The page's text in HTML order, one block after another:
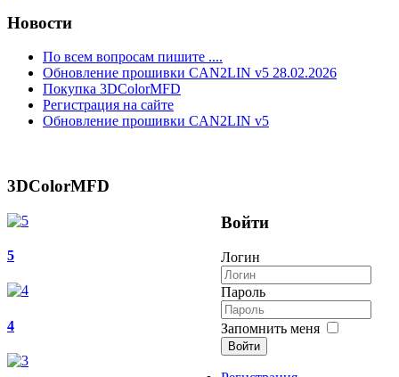
Новости
По всем вопросам пишите ....
Обновление прошивки CAN2LIN v5 28.02.2026
Покупка 3DColorMFD
Регистрация на сайте
Обновление прошивки CAN2LIN v5
3DColorMFD
5
4
Войти
Логин
Пароль
Запомнить меня
Войти